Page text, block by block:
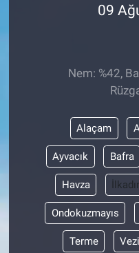
09
Nem: %42,
Alaçam
Ayvacık Bafra
Havza
Ondokuzmayıs
Terme